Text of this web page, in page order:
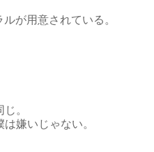
が用意されている。
。
嫌いじゃない。